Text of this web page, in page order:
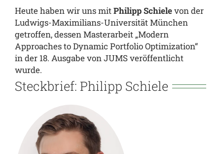
Heute haben wir uns mitPhilipp Schielevon der
Ludwigs-Maximilians-Universität München
getroffen, dessen Masterarbeit „Modern
Approaches to Dynamic Portfolio Optimization“
in der 18. Ausgabe von JUMS veröffentlicht
wurde.
Steckbrief: Philipp Schiele